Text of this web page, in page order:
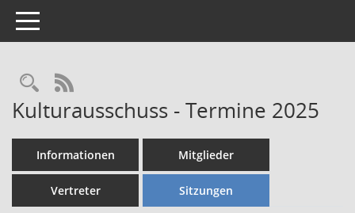
Toggle navigation
Rechercheauswahl
RSS-Feed
Kulturausschuss - Termine 2025
Informationen Mitglieder
Vertreter Sitzungen